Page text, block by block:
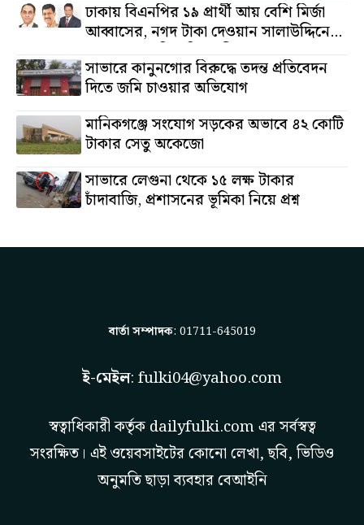
ঢাকায় বিএনপির ১৯ প্রার্থী আয় বেশি মির্জা
আব্বাসের, নগদ টাকা দেওয়ান সালাউদ্দিনের,
অস্থাবর সম্পত্তি তমিজউদ্দিনের
সাভারে কানুনগোর বিরুদ্ধে তদন্ত প্রতিবেদন
দিতে জমি চাওয়ার অভিযোগ
মানিকগঞ্জে সংযোগ সড়কের অভাবে ৪২ কোটি
টাকার সেতু অকেজো
সাভারে লেগুনা থেকে ১৫ লক্ষ টাকার
চাঁদাবাজি, প্রশাসনের ভূমিকা নিয়ে প্রশ্ন
বার্তা সম্পাদক: 01711-645019
ই-মেইল: fulki04@yahoo.com
স্বত্বাধিকারী কর্তৃক dailyfulki.comএর সর্বস্বত্ব
সংরক্ষিত। এই ওয়েবসাইটের কোনো লেখা, ছবি, ভিডিও
অনুমতি ছাড়া ব্যবহার বেআইনি